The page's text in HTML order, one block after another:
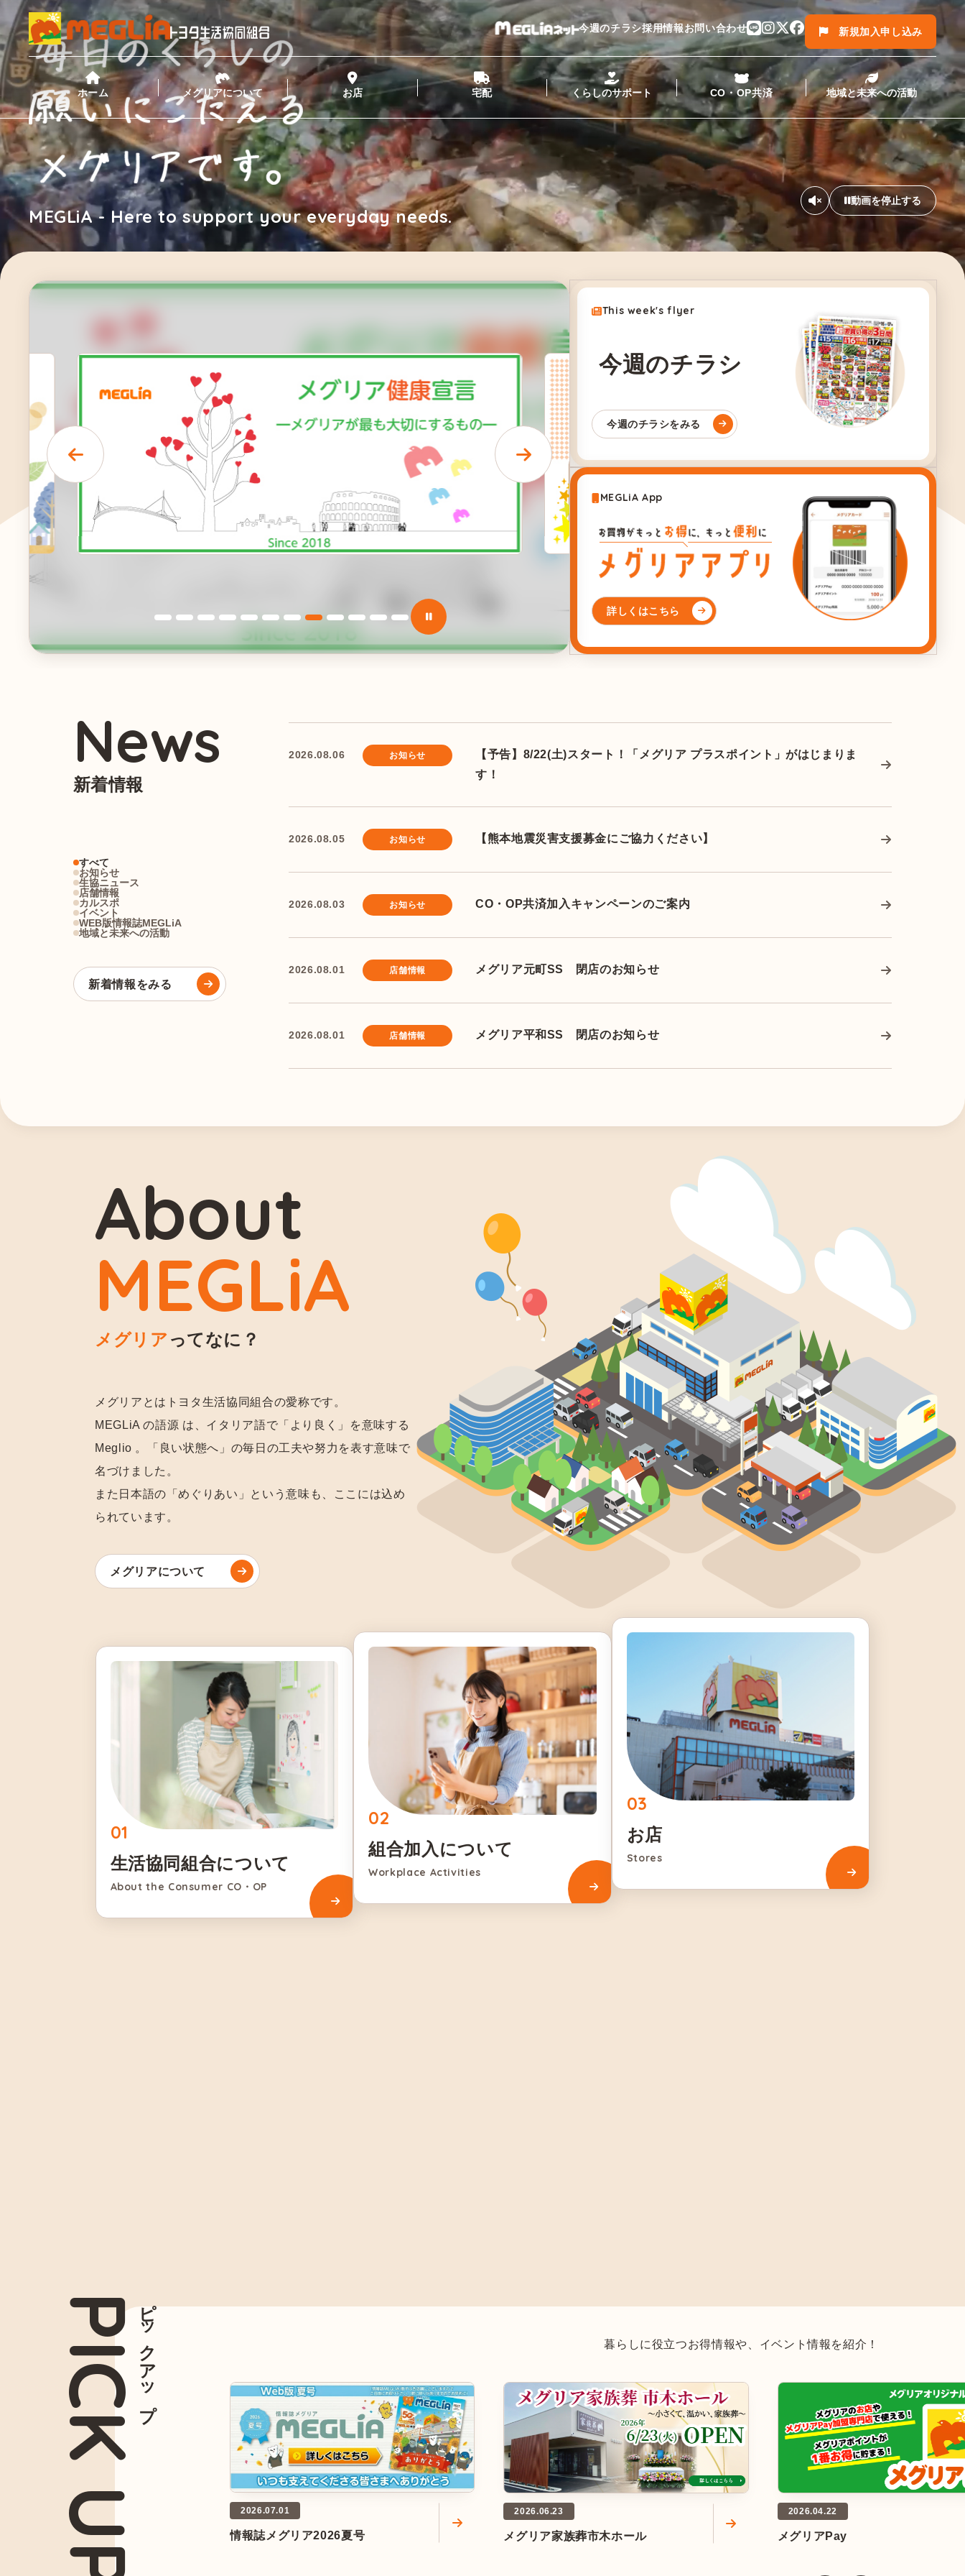
今週のチラシ採用情報お問い合わせ 新規加入申し込み
ホーム メグリアについて お店 宅配 くらしのサポート CO・OP共済 地域と未来への活動
MEGLiA - Here to support your everyday needs.
動画を停止する
This week's flyer
今週のチラシ
今週のチラシをみる
MEGLiA App
詳しくはこちら
News
新着情報
すべて
お知らせ
生協ニュース
店舗情報
カルスポ
イベント
WEB版情報誌MEGLiA
地域と未来への活動
新着情報をみる
2026.08.06 お知らせ
【予告】8/22(土)スタート！「メグリア プラスポイント」がはじまりま
す！
2026.08.05 お知らせ 【熊本地震災害支援募金にご協力ください】
2026.08.03 お知らせ CO・OP共済加入キャンペーンのご案内
2026.08.01 店舗情報 メグリア元町SS 閉店のお知らせ
2026.08.01 店舗情報 メグリア平和SS 閉店のお知らせ
About
MEGLiA
メグリア ってなに？
メグリアとはトヨタ生活協同組合の愛称です。
MEGLiA の語源 は、イタリア語で「より良く」を意味する
Meglio 。「良い状態へ」の毎日の工夫や努力を表す意味で
名づけました。
また日本語の「めぐりあい」という意味も、ここには込め
られています。
メグリアについて
生活協同組合について
About the Consumer CO・OP
組合加入について
Workplace Activities
お店
Stores
PICK UPピックアップ 暮らしに役立つお得情報や、 イベント情報を紹介！
2026.07.01
情報誌メグリア2026夏号
2026.06.23
メグリア家族葬市木ホール
2026.04.22
メグリアPay